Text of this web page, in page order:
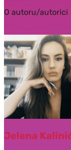
O autoru/autorici
Jelena